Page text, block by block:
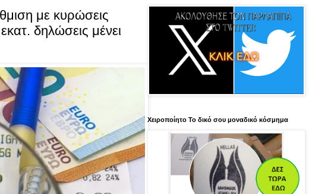
με κυρώσεις
δηλώσεις μένει
Χειροποίητο Το δικό σου μοναδικό κόσμημα